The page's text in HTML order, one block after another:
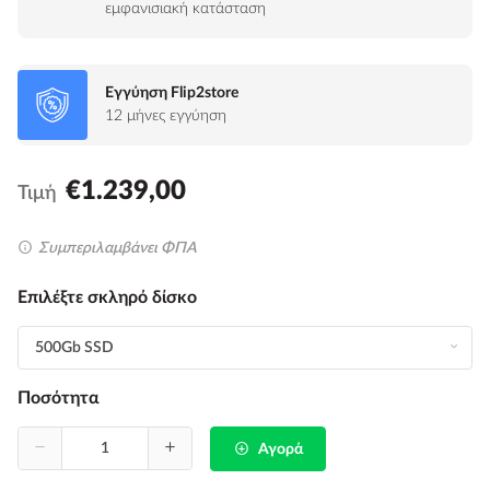
εμφανισιακή κατάσταση
Εγγύηση Flip2store
12 μήνες εγγύηση
Τιμή €1.239,00
Συμπεριλαμβάνει ΦΠΑ
Επιλέξτε σκληρό δίσκο
Ποσότητα
Αγορά